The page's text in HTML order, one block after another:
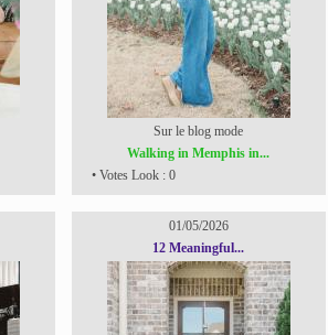
Sur le blog mode
Walking in Memphis in...
• Votes Look : 0
01/05/2026
12 Meaningful...